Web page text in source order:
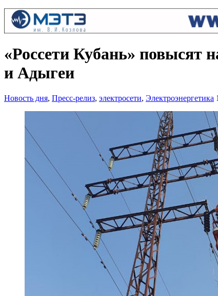
«Россети Кубань» повысят
и Адыгеи
Новость дня, Пресс-релиз, электросети, Электроэнергетика